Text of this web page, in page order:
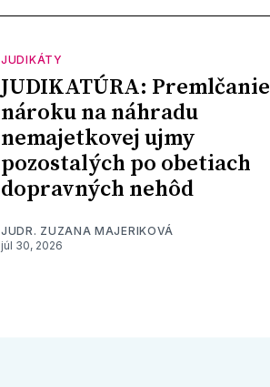
JUDIKÁTY
JUDIKATÚRA: Premlčanie
nároku na náhradu
nemajetkovej ujmy
pozostalých po obetiach
dopravných nehôd
JUDR. ZUZANA MAJERIKOVÁ
júl 30, 2026